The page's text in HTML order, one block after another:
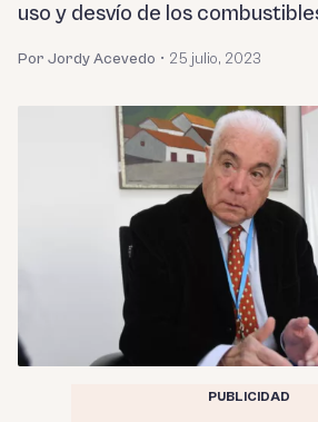
uso y desvío de los
Por Jordy Acevedo • 25 julio, 2023
PUBLICIDAD